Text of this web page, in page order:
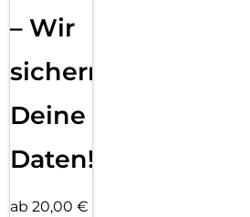
– Wir
sichern
Deine
Daten!
ab 20,00 €